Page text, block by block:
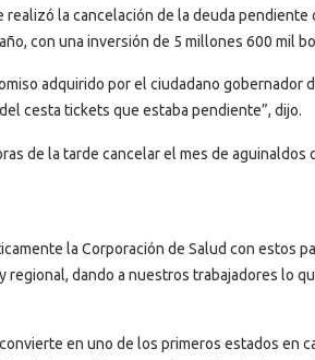
la cancelación de la deuda pendiente
con una inversión de 5 millones 600 mil
adquirido por el ciudadano gobernador
cesta tickets que estaba pendiente”, dijo.
de la tarde cancelar el mes de aguinaldos
la Corporación de Salud con estos
dando a nuestros trabajadores lo
en uno de los primeros estados en